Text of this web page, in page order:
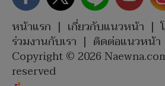
หน้าแรก | เกี่ยวกับแนวหน้า |
ร่วมงานกับเรา | ติดต่อแนวหน้า
Copyright © 2026
reserved